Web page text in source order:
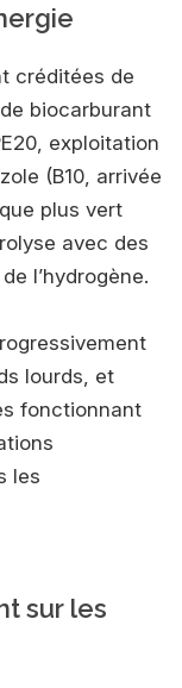
créditées de
biocarburant
exploitation
(B10, arrivée
plus vert
avec des
l’hydrogène.
lourds, et
fonctionnant
les
sur les